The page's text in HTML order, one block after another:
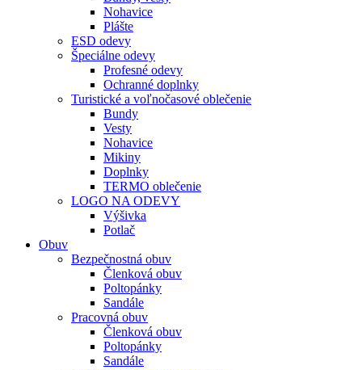
Nohavice
Plášte
ESD odevy
Špeciálne odevy
Profesné odevy
Ochranné doplnky
Turistické a voľnočasové oblečenie
Bundy
Vesty
Nohavice
Mikiny
Doplnky
TERMO oblečenie
LOGO NA ODEVY
Výšivka
Potlač
Obuv
Bezpečnostná obuv
Členková obuv
Poltopánky
Sandále
Pracovná obuv
Členková obuv
Poltopánky
Sandále